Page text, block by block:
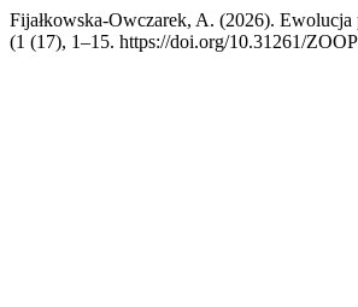
Fijałkowska-Owczarek, A. (2026).
(1 (17), 1–15. https://doi.org/10.31261/